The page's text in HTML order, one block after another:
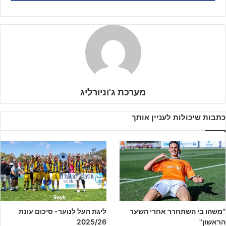
דווקא הקבוצה מצמרת הלאומית הצליחה להפתיע את מערך שלושת
הבלמים של
, לחצה קדימה, חטפה כדורים ושחקניה סיכנו את
מערכת ג'וניורליג
כתבות שיכולות לעניין אותך
"משהו בי השתחרר אחרי השער
הראשון"
ליגת העל לנוער- סיכום עונת
2025/26